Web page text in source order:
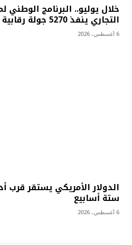
خلال يوليو.. البرنامج الوطني
التجاري ينفذ 5270 جولة رقابية
6 أغسطس، 2026
الدولار الأمريكي يستقر
ستة أسابيع
6 أغسطس، 2026